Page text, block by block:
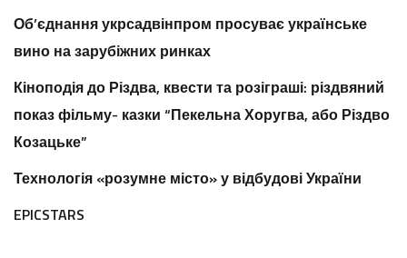
Об’єднання укрсадвінпром просуває українське
вино на зарубіжних ринках
Кіноподія до Різдва, квести та розіграші: різдвяний
показ фільму- казки “Пекельна Хоругва, або Різдво
Козацьке”
Технологія «розумне місто» у відбудові України
EPICSTARS